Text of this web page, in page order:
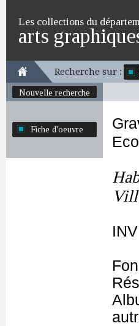
Les collections du
arts
Recherche sur :
Nouvelle recherche
Fiche d'oeuvre